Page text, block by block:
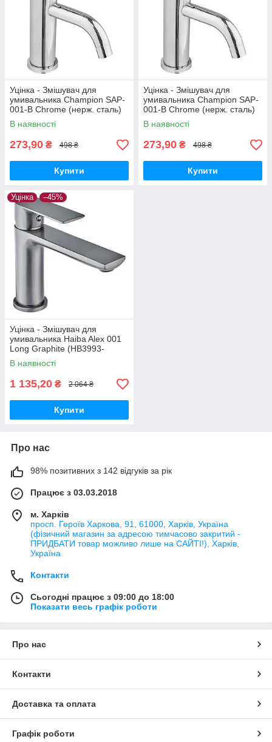
Уцінка - Змішувач для
умивальника Champion SAP-
001-B Chrome (нерж. сталь)
(CH6157-20260716-10424)
В наявності
273,90 ₴ 498 ₴
Купити
Уцінка - Змішувач для
умивальника Champion SAP-
001-B Chrome (нерж. сталь)
(CH6157-20260715-10520)
В наявності
273,90 ₴ 498 ₴
Купити
Уцінка –45%
Уцінка - Змішувач для
умивальника Haiba Alex 001
Long Graphite (HB3993-
20260604-7971)
В наявності
1 135,20 ₴ 2 064 ₴
Купити
Про нас
98% позитивних з 142 відгуків за рік
Працює з 03.03.2018
м. Харків
просп. Героїв Харкова, 91, 61000, Харків, Україна
(фізичний магазин за адресою тимчасово закритий -
ПРИДБАТИ товар можливо лише на САЙТІ!), Харків,
Україна
Контакти
Сьогодні працює з 09:00 до 18:00
Показати весь графік роботи
Про нас
Контакти
Доставка та оплата
Графік роботи